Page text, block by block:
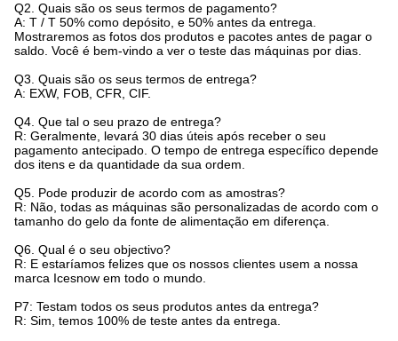
Q2. Quais são os seus termos de pagamento?
A: T / T 50% como depósito, e 50% antes da entrega.
Mostraremos as fotos dos produtos e pacotes antes de pagar o
saldo. Você é bem-vindo a ver o teste das máquinas por dias.
Q3. Quais são os seus termos de entrega?
A: EXW, FOB, CFR, CIF.
Q4. Que tal o seu prazo de entrega?
R: Geralmente, levará 30 dias úteis após receber o seu
pagamento antecipado. O tempo de entrega específico depende
dos itens e da quantidade da sua ordem.
Q5. Pode produzir de acordo com as amostras?
R: Não, todas as máquinas são personalizadas de acordo com o
tamanho do gelo da fonte de alimentação em diferença.
Q6. Qual é o seu objectivo?
R: E estaríamos felizes que os nossos clientes usem a nossa
marca Icesnow em todo o mundo.
P7: Testam todos os seus produtos antes da entrega?
R: Sim, temos 100% de teste antes da entrega.